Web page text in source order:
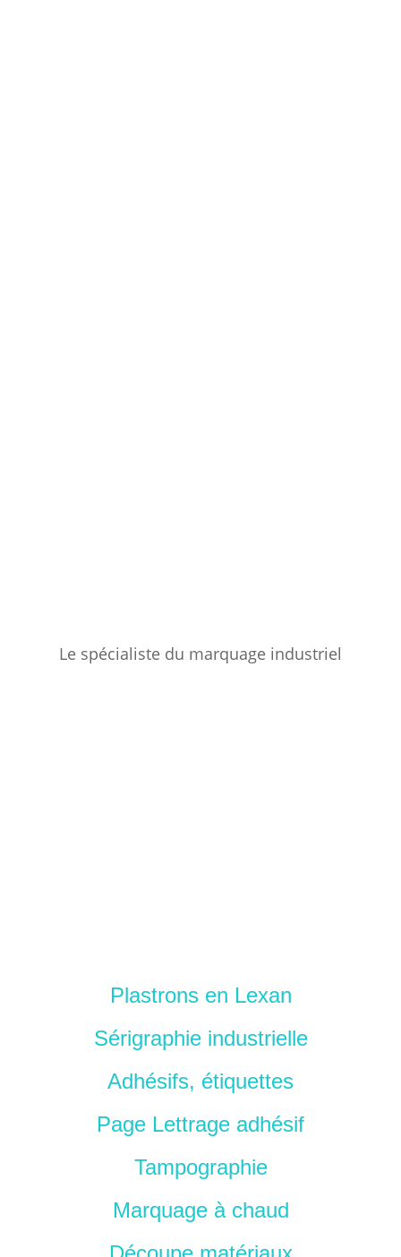
Le spécialiste du marquage industriel
Plastrons en Lexan
Sérigraphie industrielle
Adhésifs, étiquettes
Page Lettrage adhésif
Tampographie
Marquage à chaud